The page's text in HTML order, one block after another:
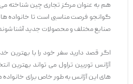
هم به ‌عنوان مرکز تجاری چین شناخته
گوانجو فرصت مناسبی است تا خانواده‌ ها
صنایع مختلف و محصولات جدید آشنا شوند.
اگر قصد دارید سفر خود را با بهترین
آژانس توربین تراول می ‌تواند بهترین
های این آژانس به ‌طور خاص برای خانواده